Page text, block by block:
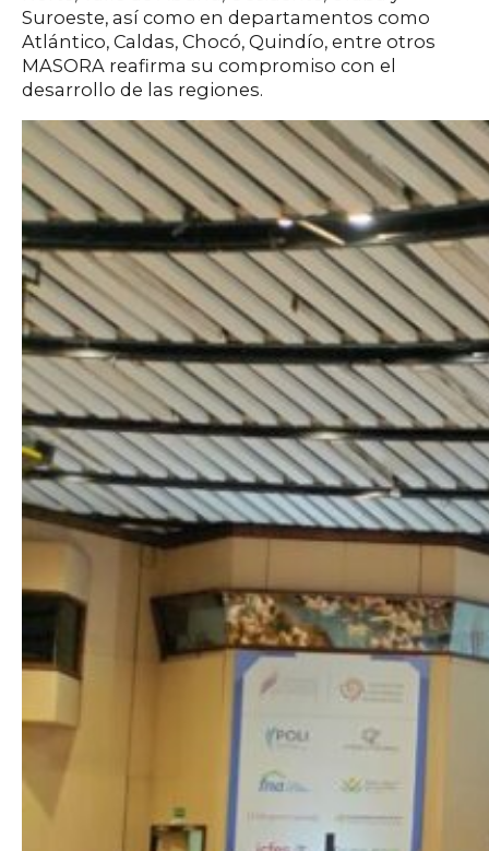
Suroeste, así como en departamentos como
Atlántico, Caldas, Chocó, Quindío, entre otros
MASORA reafirma su compromiso con el
desarrollo de las regiones.